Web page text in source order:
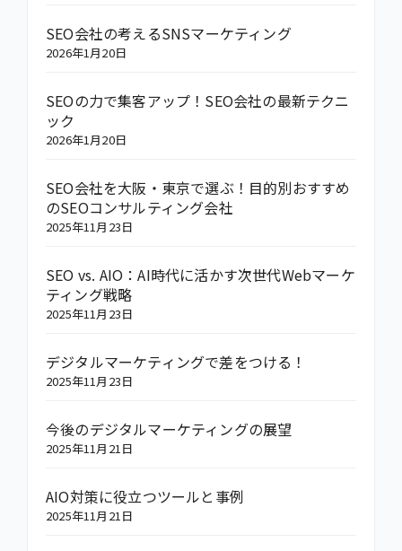
SEO会社の考えるSNSマーケティング
2026年1月20日
SEOの力で集客アップ！SEO会社の最新テクニ
ック
2026年1月20日
SEO会社を大阪・東京で選ぶ！目的別おすすめ
のSEOコンサルティング会社
2025年11月23日
SEO vs. AIO：AI時代に活かす次世代Webマーケ
ティング戦略
2025年11月23日
デジタルマーケティングで差をつける！
2025年11月23日
今後のデジタルマーケティングの展望
2025年11月21日
AIO対策に役立つツールと事例
2025年11月21日